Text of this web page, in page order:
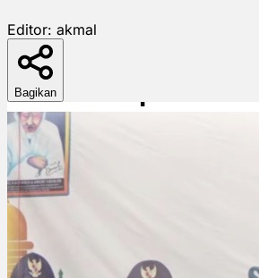
Editor: akmal
Bagikan